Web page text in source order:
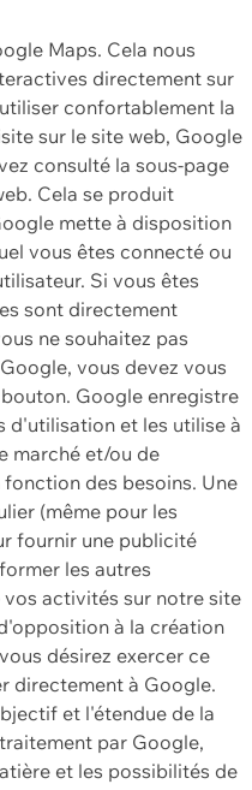
Maps. Cela nous
directement sur
confortablement la
sur le site web, Google
consulté la sous-page
Cela se produit
mette à disposition
vous êtes connecté ou
Si vous êtes
sont directement
ne souhaitez pas
vous devez vous
Google enregistre
d'utilisation et les utilise à
marché et/ou de
des besoins. Une
(même pour les
fournir une publicité
les autres
activités sur notre site
à la création
désirez exercer ce
directement à Google.
et l'étendue de la
par Google,
et les possibilités de